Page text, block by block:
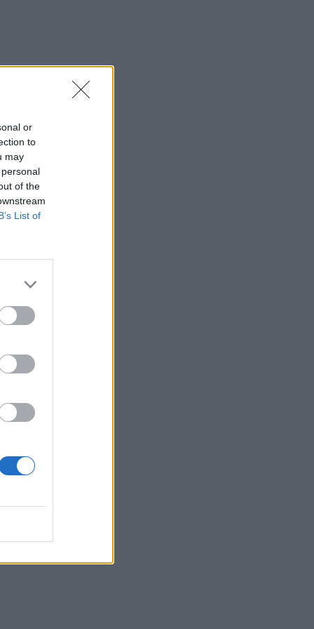
or
to
may
of the
List of